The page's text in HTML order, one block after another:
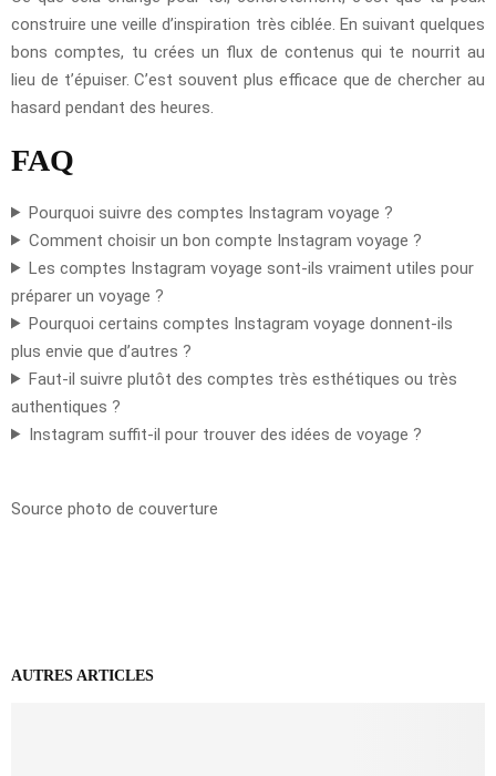
construire une veille d’inspiration très ciblée. En suivant quelques
bons comptes, tu crées un flux de contenus qui te nourrit au
lieu de t’épuiser. C’est souvent plus efficace que de chercher au
hasard pendant des heures.
FAQ
Pourquoi suivre des comptes Instagram voyage ?
Comment choisir un bon compte Instagram voyage ?
Les comptes Instagram voyage sont-ils vraiment utiles pour
préparer un voyage ?
Pourquoi certains comptes Instagram voyage donnent-ils
plus envie que d’autres ?
Faut-il suivre plutôt des comptes très esthétiques ou très
authentiques ?
Instagram suffit-il pour trouver des idées de voyage ?
Source photo de couverture
AUTRES ARTICLES